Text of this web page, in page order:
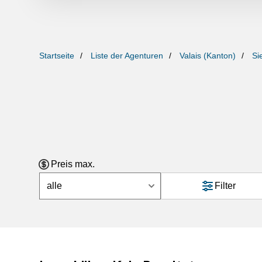
Startseite Liste der Agenturen Valais (Kanton)
Preis max.
alle Filter